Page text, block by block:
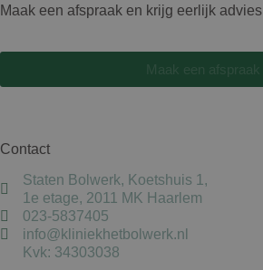
Maak een afspraak en krijg eerlijk advies
Contact
Staten Bolwerk, Koetshuis 1,
1e etage, 2011 MK Haarlem
023-5837405
info@kliniekhetbolwerk.nl
Kvk: 34303038